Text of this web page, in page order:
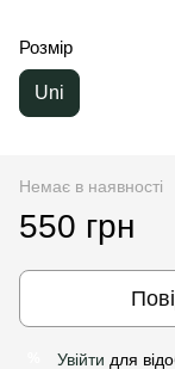
Розмір
Uni
Немає в наявності
550 грн
Увійти для